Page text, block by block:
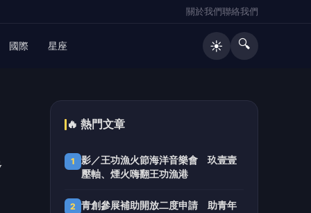
關於我們聯絡我們
國際 星座 ☀️ 🔍
🔥 熱門文章
1
影／王功漁火節海洋音樂會 玖壹壹
壓軸、煙火嗨翻王功漁港
2 青創參展補助開放二度申請 助青年